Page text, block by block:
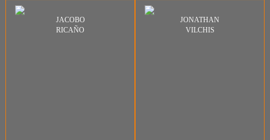
JACOBO
RICAÑO
JONATHAN
VILCHIS